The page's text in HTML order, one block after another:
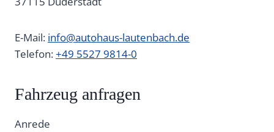
E-Mail: info@autohaus-lautenbach.de
Telefon:+49 5527 9814-0
Fahrzeug anfragen
Anrede